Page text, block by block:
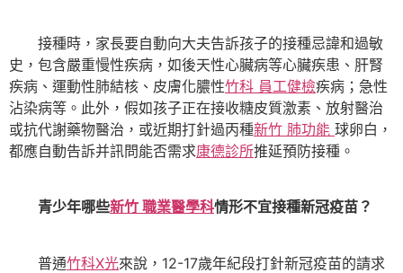
接種時，家長要自動向大夫告訴孩子的接種忌諱和過敏
史，包含嚴重慢性疾病，如後天性心臟病等心臟疾患、肝腎
疾病、運動性肺結核、皮膚化膿性竹科 員工健檢疾病；急性
沾染病等。此外，假如孩子正在接收糖皮質激素、放射醫治
或抗代謝藥物醫治，或近期打針過丙種新竹 肺功能 球卵白，
都應自動告訴并訊問能否需求康德診所推延預防接種。
青少年哪些新竹 職業醫學科情形不宜接種新冠疫苗？
普通竹科X光來說，12-17歲年紀段打針新冠疫苗的請求